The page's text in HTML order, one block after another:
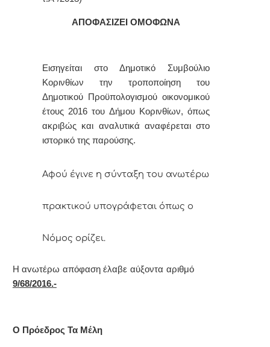
ΑΠΟΦΑΣΙΖΕΙ ΟΜΟΦΩΝΑ
Εισηγείται στο Δημοτικό Συμβούλιο
Κορινθίων την τροποποίηση του
Δημοτικού Προϋπολογισμού οικονομικού
έτους 2016 του Δήμου Κορινθίων, όπως
ακριβώς και αναλυτικά αναφέρεται στο
ιστορικό της παρούσης.
Αφoύ έγιvε η σύvταξη τoυ αvωτέρω
πρακτικoύ υπoγράφεται όπως o
Νόμoς oρίζει.
Η αvωτέρω απόφαση έλαβε αύξοντα αριθμό
9/68/2016.-
Ο Πρόεδρος Τα Μέλη